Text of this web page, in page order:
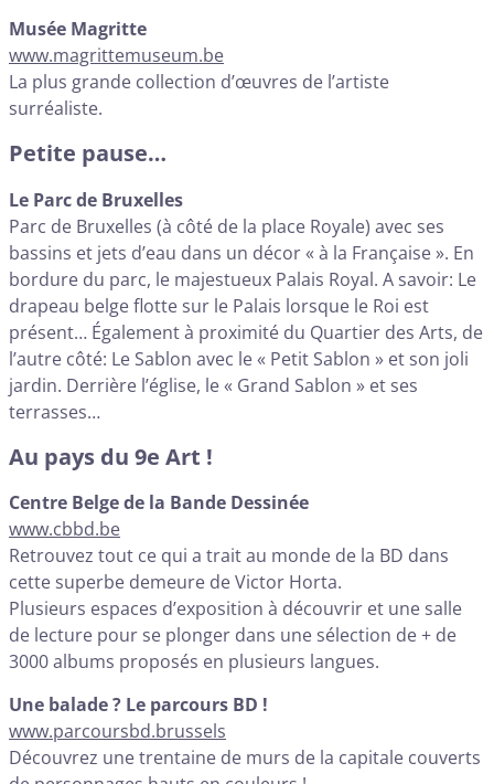
Musée Magritte
www.magrittemuseum.be
La plus grande collection d’œuvres de l’artiste
surréaliste.
Petite pause…
Le Parc de Bruxelles
Parc de Bruxelles (à côté de la place Royale) avec ses
bassins et jets d’eau dans un décor « à la Française ». En
bordure du parc, le majestueux Palais Royal. A savoir: Le
drapeau belge flotte sur le Palais lorsque le Roi est
présent… Également à proximité du Quartier des Arts, de
l’autre côté: Le Sablon avec le « Petit Sablon » et son joli
jardin. Derrière l’église, le « Grand Sablon » et ses
terrasses…
Au pays du 9e Art !
Centre Belge de la Bande Dessinée
www.cbbd.be
Retrouvez tout ce qui a trait au monde de la BD dans
cette superbe demeure de Victor Horta.
Plusieurs espaces d’exposition à découvrir et une salle
de lecture pour se plonger dans une sélection de + de
3000 albums proposés en plusieurs langues.
Une balade ? Le parcours BD !
www.parcoursbd.brussels
Découvrez une trentaine de murs de la capitale couverts